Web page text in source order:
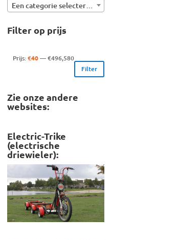
Een categorie selecteren
Filter op prijs
Filter
Prijs:€40—€496,580
Zie onze andere
websites:
Electric-Trike
(electrische
driewieler):